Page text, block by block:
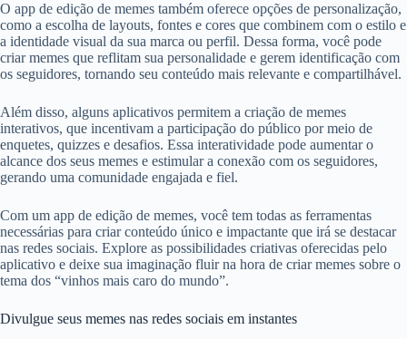
O app de edição de memes também oferece opções de personalização,
como a escolha de layouts, fontes e cores que combinem com o estilo e
a identidade visual da sua marca ou perfil. Dessa forma, você pode
criar memes que reflitam sua personalidade e gerem identificação com
os seguidores, tornando seu conteúdo mais relevante e compartilhável.
Além disso, alguns aplicativos permitem a criação de memes
interativos, que incentivam a participação do público por meio de
enquetes, quizzes e desafios. Essa interatividade pode aumentar o
alcance dos seus memes e estimular a conexão com os seguidores,
gerando uma comunidade engajada e fiel.
Com um app de edição de memes, você tem todas as ferramentas
necessárias para criar conteúdo único e impactante que irá se destacar
nas redes sociais. Explore as possibilidades criativas oferecidas pelo
aplicativo e deixe sua imaginação fluir na hora de criar memes sobre o
tema dos “vinhos mais caro do mundo”.
Divulgue seus memes nas redes sociais em instantes